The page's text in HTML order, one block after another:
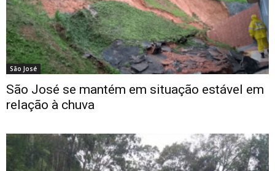
São José
São José se mantém em situação estável em
relação à chuva